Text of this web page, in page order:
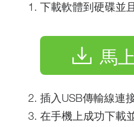
下載軟體到硬碟並
馬
插入USB傳輸線連
在手機上成功下載